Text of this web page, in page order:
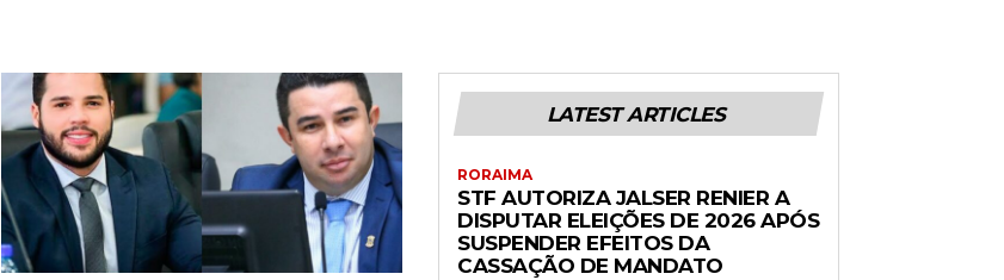
LATEST ARTICLES
RORAIMA
STF AUTORIZA JALSER RENIER A
DISPUTAR ELEIÇÕES DE 2026 APÓS
SUSPENDER EFEITOS DA
CASSAÇÃO DE MANDATO